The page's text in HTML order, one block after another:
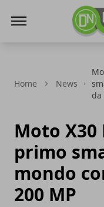
Home News
da
Moto
primo
mondo
200 MP